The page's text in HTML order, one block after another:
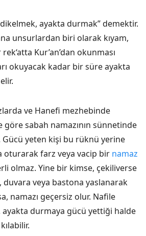
ayakta durmak” demektir.
unsurlardan biri olarak kıyam,
Kur’an’dan okunması
okuyacak kadar bir süre ayakta
ve Hanefi mezhebinde
sabah namazının sünnetinde
Gücü yeten kişi bu rüknü yerine
oturarak farz veya vacip bir namaz
olmaz. Yine bir kimse, çekiliverse
veya bastona yaslanarak
namazı geçersiz olur. Nafile
ayakta durmaya gücü yettiği halde